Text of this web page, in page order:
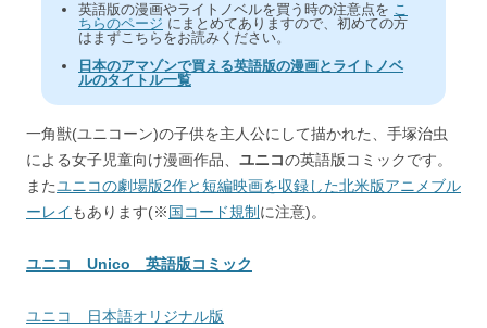
英語版の漫画やライトノベルを買う時の注意点を こ
ちらのページ にまとめてありますので、初めての方
はまずこちらをお読みください。
日本のアマゾンで買える英語版の漫画とライトノベ
ルのタイトル一覧
一角獣(ユニコーン)の子供を主人公にして描かれた、手塚治虫
による女子児童向け漫画作品、 ユニコの英語版コミックです。
またユニコの劇場版2作と短編映画を収録した北米版アニメブル
ーレイ もあります(※ 国コード規制 に注意)。
ユニコ Unico 英語版コミック
ユニコ 日本語オリジナル版